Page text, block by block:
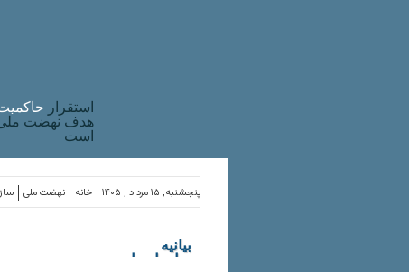
استقرار
هدف نهضت ملی
است
نهضت ملی خانه پنجشنبه, ۱۵ مرداد , ۱۴۰۵ |
بیانیه
سازمان‌های